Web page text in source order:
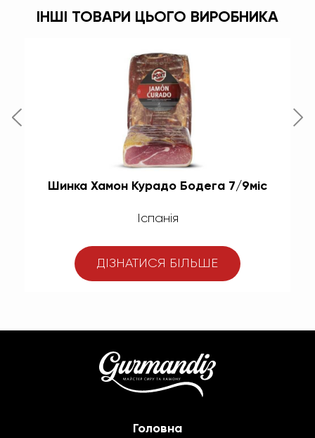
ІНШІ ТОВАРИ ЦЬОГО ВИРОБНИКА
Шинка Хамон Курадо Бодега 7/9міс
Іспанія
ДІЗНАТИСЯ БІЛЬШЕ
Головна